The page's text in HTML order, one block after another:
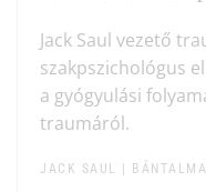
Jack Saul vezető
szakpszichológus
a gyógyulási
traumáról.
JACK SAUL |